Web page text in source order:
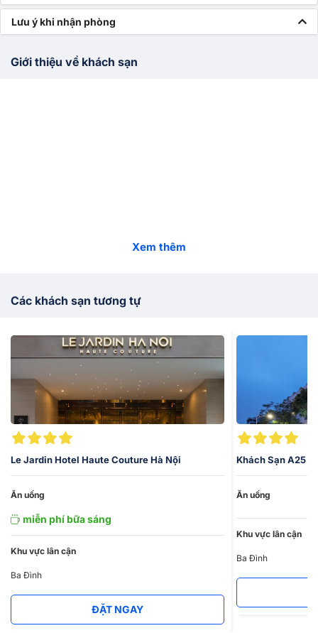
Lưu ý khi nhận phòng
Giới thiệu về khách sạn
Xem thêm
Các khách sạn tương tự
Le Jardin Hotel Haute Couture Hà Nội
Ăn uống
miễn phí bữa sáng
Khu vực lân cận
Ba Đình
ĐẶT NGAY
Khách Sạn A25
Ăn uống
Khu vực lân cận
Ba Đình